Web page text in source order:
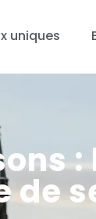
uniques
de